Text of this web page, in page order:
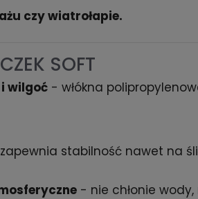
czy wiatrołapie.
SOFT
wilgoć - włókna
stabilność nawet na
- nie chłonie